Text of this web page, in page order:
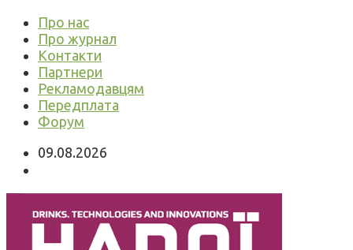
Про нас
Про журнал
Контакти
Партнери
Рекламодавцям
Передплата
Форум
09.08.2026